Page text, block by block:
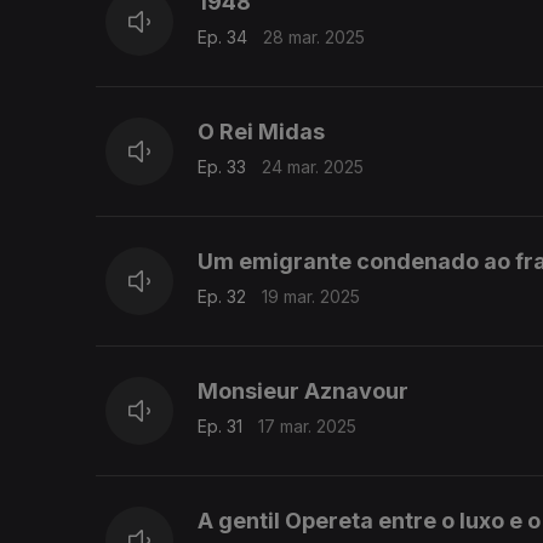
Ep. 34 28 mar. 2025
O Rei Midas
Ep. 33 24 mar. 2025
Um emigrante condenado ao
Ep. 32 19 mar. 2025
Monsieur Aznavour
Ep. 31 17 mar. 2025
A gentil Opereta entre o luxo e